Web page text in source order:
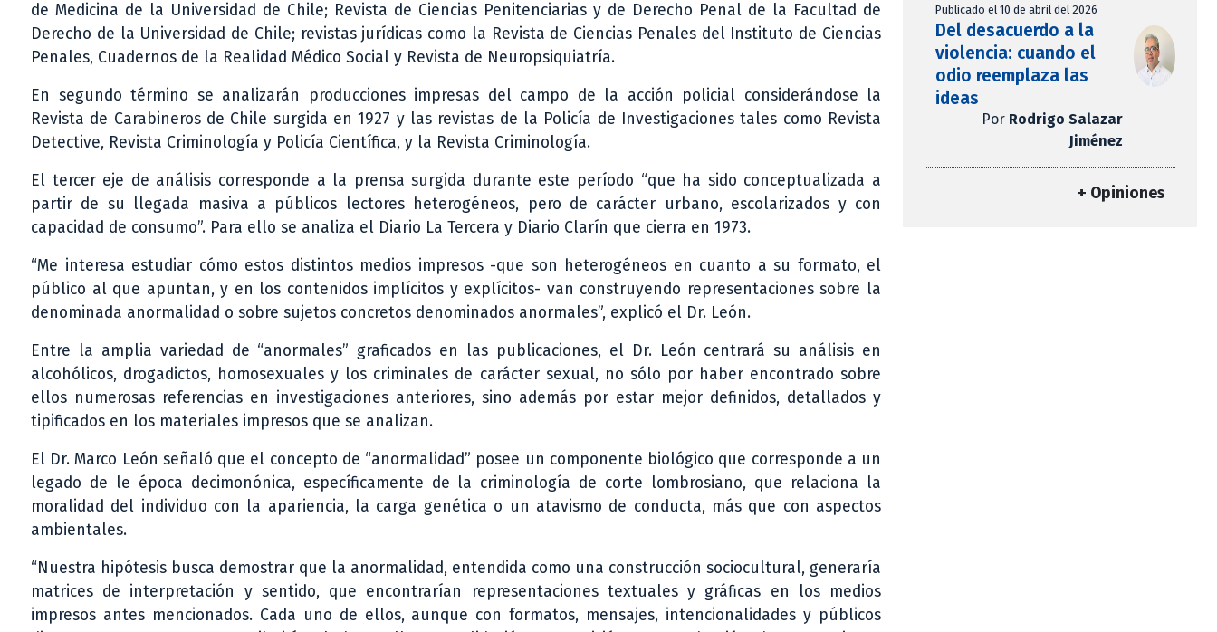
de Medicina de la Universidad de Chile; Revista de Ciencias Penitenciarias y de Derecho Penal de la Facultad de
Derecho de la Universidad de Chile; revistas jurídicas como la Revista de Ciencias Penales del Instituto de Ciencias
Penales, Cuadernos de la Realidad Médico Social y Revista de Neuropsiquiatría.
En segundo término se analizarán producciones impresas del campo de la acción policial considerándose la
Revista de Carabineros de Chile surgida en 1927 y las revistas de la Policía de Investigaciones tales como Revista
Detective, Revista Criminología y Policía Científica, y la Revista Criminología.
El tercer eje de análisis corresponde a la prensa surgida durante este período “que ha sido conceptualizada a
partir de su llegada masiva a públicos lectores heterogéneos, pero de carácter urbano, escolarizados y con
capacidad de consumo”. Para ello se analiza el Diario La Tercera y Diario Clarín que cierra en 1973.
“Me interesa estudiar cómo estos distintos medios impresos -que son heterogéneos en cuanto a su formato, el
público al que apuntan, y en los contenidos implícitos y explícitos- van construyendo representaciones sobre la
denominada anormalidad o sobre sujetos concretos denominados anormales”, explicó el Dr. León.
Entre la amplia variedad de “anormales” graficados en las publicaciones, el Dr. León centrará su análisis en
alcohólicos, drogadictos, homosexuales y los criminales de carácter sexual, no sólo por haber encontrado sobre
ellos numerosas referencias en investigaciones anteriores, sino además por estar mejor definidos, detallados y
tipificados en los materiales impresos que se analizan.
El Dr. Marco León señaló que el concepto de “anormalidad” posee un componente biológico que corresponde a un
legado de le época decimonónica, específicamente de la criminología de corte lombrosiano, que relaciona la
moralidad del individuo con la apariencia, la carga genética o un atavismo de conducta, más que con aspectos
ambientales.
“Nuestra hipótesis busca demostrar que la anormalidad, entendida como una construcción sociocultural, generaría
matrices de interpretación y sentido, que encontrarían representaciones textuales y gráficas en los medios
impresos antes mencionados. Cada uno de ellos, aunque con formatos, mensajes, intencionalidades y públicos
Publicado el 10 de abril del 2026
Del desacuerdo a la
violencia: cuando el
odio reemplaza las
ideas
Por Rodrigo Salazar
Jiménez
+ Opiniones